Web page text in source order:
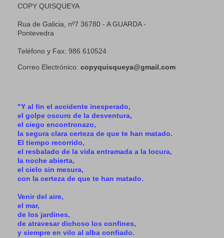
COPY QUISQUEYA
Rua de Galicia, nº7 36780 - A GUARDA -
Pontevedra
Teléfono y Fax: 986 610524
Correo Electrónico: copyquisqueya@gmail.com
"Y al fin el accidente inesperado,
el golpe oscuro de la desventura,
el ciego encontronazo,
la segura clara certeza de que te han matado.
El tiempo recorrido,
el resbalado de la vida entramada a la locura,
la noche abierta,
el cielo sin mesura,
con la certeza de que te han matado.
Venir del aire,
el mar,
de los jardines,
de atravesar dichoso los confines,
y siempre en vilo al alba confiado.